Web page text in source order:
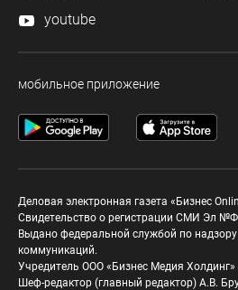
youtube
мобильное приложение
Деловая электронная газета «Бизнес
Свидетельство о регистрации СМИ Эл
Выдано федеральной службой по
коммуникаций.
Учредитель ООО «Бизнес Медия Холдинг»
Шеф-редактор (главный редактор) А.В.